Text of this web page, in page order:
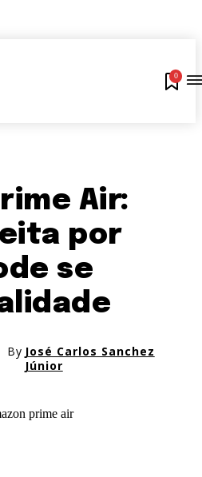
0
Air:
por
se
By José Carlos Sanchez
Júnior